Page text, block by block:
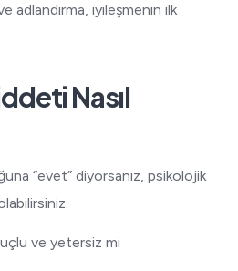
adlandırma, iyileşmenin ilk
Nasıl
“evet” diyorsanız, psikolojik
ve yetersiz mi